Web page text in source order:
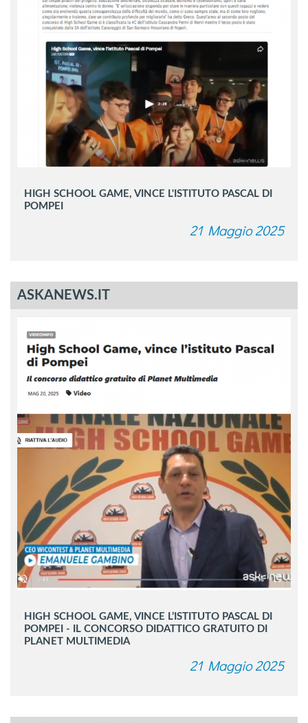
HIGH SCHOOL GAME, VINCE L'ISTITUTO PASCAL DI
POMPEI
21 Maggio 2025
ASKANEWS.IT
HIGH SCHOOL GAME, VINCE L’ISTITUTO PASCAL DI
POMPEI - IL CONCORSO DIDATTICO GRATUITO DI
PLANET MULTIMEDIA
21 Maggio 2025